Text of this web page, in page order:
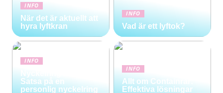
INFO
När det är aktuellt att
hyra lyftkran
INFO
Vad är ett lyftok?
INFO
Nyckelring med stil:
Satsa på en
personlig nyckelring
INFO
Allt om Containrar:
Effektiva lösningar